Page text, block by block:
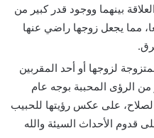
بينهما ووجود قدر كبير من
مما يجعل زوجها راضي عنها
لزوجها أو أحد المقربين
من الرؤى المحببة بوجه عام
على عكس رؤيتها للحبيب
قدوم الأحداث السيئة والله